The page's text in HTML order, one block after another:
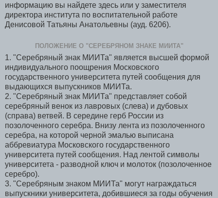
информацию вы найдете здесь или у заместителя
директора института по воспитательной работе
Денисовой Татьяны Анатольевны (ауд. 6206).
ПОЛОЖЕНИЕ О "СЕРЕБРЯНОМ ЗНАКЕ МИИТА"
1. "Серебряный знак МИИТа" является высшей формой
индивидуального поощрения Московского
государственного университета путей сообщения для
выдающихся выпускников МИИТа.
2. "Серебряный знак МИИТа" представляет собой
серебряный венок из лавровых (слева) и дубовых
(справа) ветвей. В середине герб России из
позолоченного серебра. Внизу лента из позолоченного
серебра, на которой черной эмалью выписана
аббревиатура Московского государственного
университета путей сообщения. Над лентой символы
университета - разводной ключ и молоток (позолоченное
серебро).
3. "Серебряным знаком МИИТа" могут награждаться
выпускники университета, добившиеся за годы обучения